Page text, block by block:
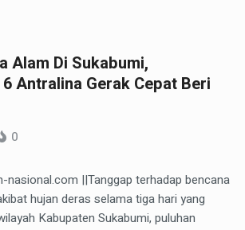
Alam Di Sukabumi,
Antralina Gerak Cepat Beri
0
nasional.com ||Tanggap terhadap bencana
hujan deras selama tiga hari yang
Kabupaten Sukabumi, puluhan